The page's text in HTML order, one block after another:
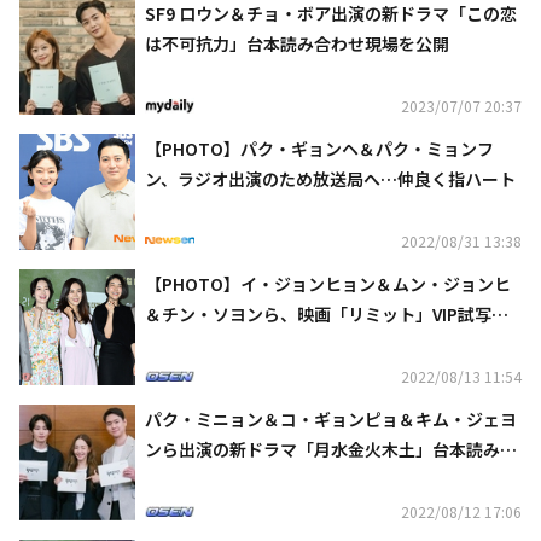
SF9 ロウン＆チョ・ボア出演の新ドラマ「この恋
は不可抗力」台本読み合わせ現場を公開
2023/07/07 20:37
【PHOTO】パク・ギョンヘ＆パク・ミョンフ
ン、ラジオ出演のため放送局へ…仲良く指ハート
2022/08/31 13:38
【PHOTO】イ・ジョンヒョン＆ムン・ジョンヒ
＆チン・ソヨンら、映画「リミット」VIP試写会
2022/08/13 11:54
パク・ミニョン＆コ・ギョンピョ＆キム・ジェヨ
ンら出演の新ドラマ「月水金火木土」台本読み合
2022/08/12 17:06